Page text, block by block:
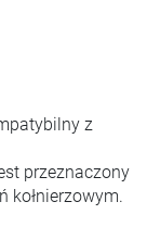
z
przeznaczony
kołnierzowym.